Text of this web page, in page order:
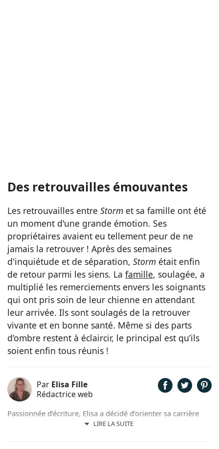
Des retrouvailles émouvantes
Les retrouvailles entre Storm et sa famille ont été
un moment d'une grande émotion. Ses
propriétaires avaient eu tellement peur de ne
jamais la retrouver ! Après des semaines
d'inquiétude et de séparation, Storm était enfin
de retour parmi les siens. La famille, soulagée, a
multiplié les remerciements envers les soignants
qui ont pris soin de leur chienne en attendant
leur arrivée. Ils sont soulagés de la retrouver
vivante et en bonne santé. Même si des parts
d’ombre restent à éclaircir, le principal est qu’ils
soient enfin tous réunis !
Par Elisa Fille
Rédactrice web
LIRE LA SUITE
Passionnée d’écriture, Elisa a décidé d’orienter sa carrière
professionnelle dans l’univers de la rédaction. Trouvant son